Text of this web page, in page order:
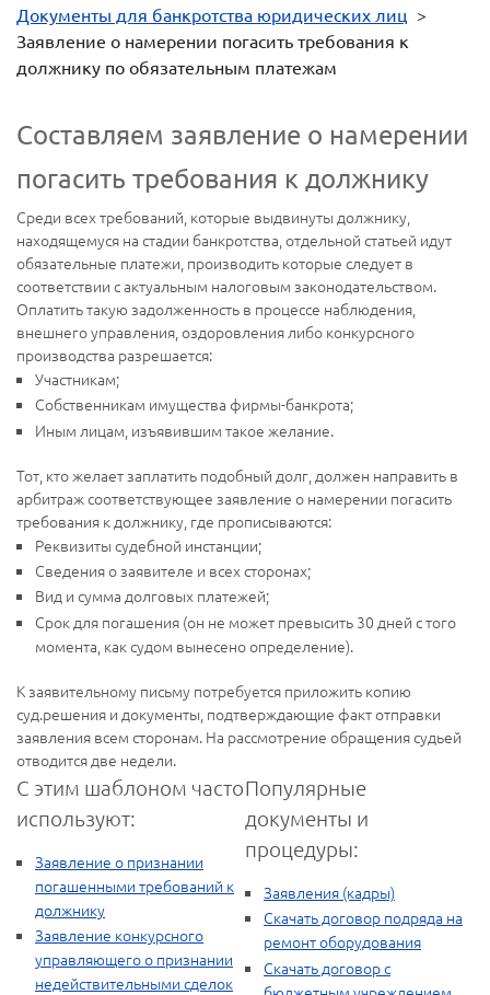
Документы для банкротства юридических лиц >
Заявление о намерении погасить требования к
должнику по обязательным платежам
Составляем заявление о намерении
погасить требования к должнику
Среди всех требований, которые выдвинуты должнику,
находящемуся на стадии банкротства, отдельной статьей идут
обязательные платежи, производить которые следует в
соответствии с актуальным налоговым законодательством.
Оплатить такую задолженность в процессе наблюдения,
внешнего управления, оздоровления либо конкурсного
производства разрешается:
Участникам;
Собственникам имущества фирмы-банкрота;
Иным лицам, изъявившим такое желание.
Тот, кто желает заплатить подобный долг, должен направить в
арбитраж соответствующее заявление о намерении погасить
требования к должнику, где прописываются:
Реквизиты судебной инстанции;
Сведения о заявителе и всех сторонах;
Вид и сумма долговых платежей;
Срок для погашения (он не может превысить 30 дней с того
момента, как судом вынесено определение).
К заявительному письму потребуется приложить копию
суд.решения и документы, подтверждающие факт отправки
заявления всем сторонам. На рассмотрение обращения судьей
отводится две недели.
С этим шаблоном часто
используют:
Заявление о признании
погашенными требований к
должнику
Заявление конкурсного
управляющего о признании
недействительными сделок
Популярные
документы и
процедуры:
Заявления (кадры)
Скачать договор подряда на
ремонт оборудования
Скачать договор с